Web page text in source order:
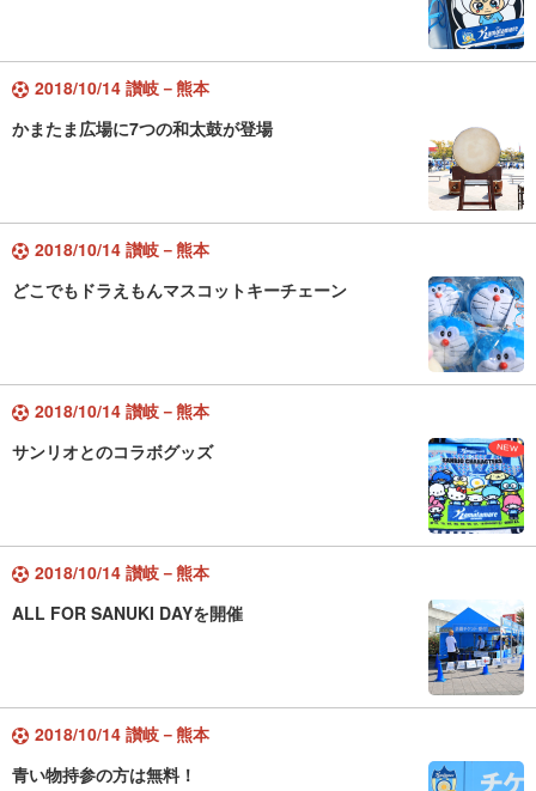
2018/10/14 讃岐－熊本
かまたま広場に7つの和太鼓が登場
2018/10/14 讃岐－熊本
どこでもドラえもんマスコットキーチェーン
2018/10/14 讃岐－熊本
サンリオとのコラボグッズ
2018/10/14 讃岐－熊本
ALL FOR SANUKI DAYを開催
2018/10/14 讃岐－熊本
青い物持参の方は無料！